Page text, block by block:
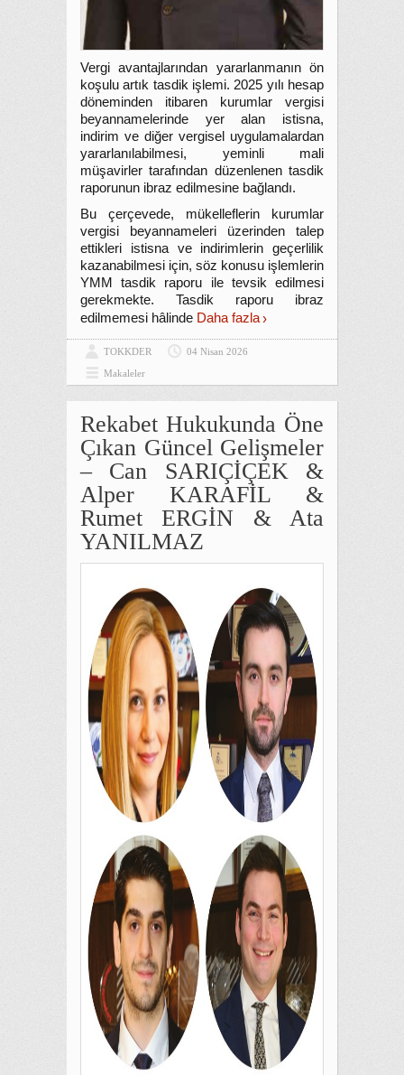
Vergi avantajlarından yararlanmanın ön
koşulu artık tasdik işlemi. 2025 yılı hesap
döneminden itibaren kurumlar vergisi
beyannamelerinde yer alan istisna,
indirim ve diğer vergisel uygulamalardan
yararlanılabilmesi, yeminli mali
müşavirler tarafından düzenlenen tasdik
raporunun ibraz edilmesine bağlandı.
Bu çerçevede, mükelleflerin kurumlar
vergisi beyannameleri üzerinden talep
ettikleri istisna ve indirimlerin geçerlilik
kazanabilmesi için, söz konusu işlemlerin
YMM tasdik raporu ile tevsik edilmesi
gerekmekte. Tasdik raporu ibraz
edilmemesi hâlinde Daha fazla
TOKKDER
04 Nisan 2026
Makaleler
Rekabet Hukukunda Öne
Çıkan Güncel Gelişmeler
– Can SARIÇİÇEK &
Alper KARAFİL &
Rumet ERGİN & Ata
YANILMAZ